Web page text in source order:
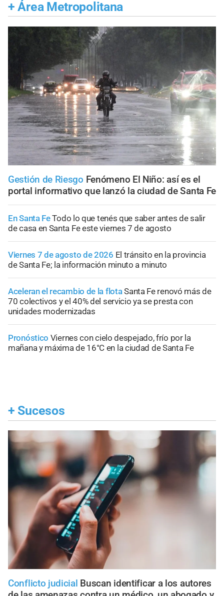
+ Área Metropolitana
Gestión de Riesgo Fenómeno El Niño: así es el
portal informativo que lanzó la ciudad de Santa Fe
En Santa FeTodo lo que tenés que saber antes de salir
de casa en Santa Fe este viernes 7 de agosto
Viernes 7 de agosto de 2026 El tránsito en la provincia
de Santa Fe; la información minuto a minuto
Aceleran el recambio de la flotaSanta Fe renovó más de
70 colectivos y el 40% del servicio ya se presta con
unidades modernizadas
Pronóstico Viernes con cielo despejado, frío por la
mañana y máxima de 16°C en la ciudad de Santa Fe
+ Sucesos
Conflicto judicial Buscan identificar a los autores